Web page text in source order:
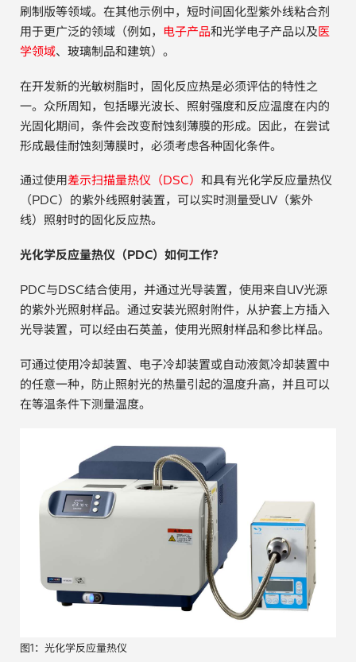
机械工程
金属表面处理 / 电镀 / 涂层分析
金属生产 / 铸造厂
采矿与勘探
石化产品与燃料
材料可靠性鉴定
贵金属 / 珠宝饰品
QA/QC (质量保证 / 质量控制)
合规性筛选 (RoHS/wee/ELV)
废金属回收
聚合物和塑料
制药
电池
纸上涂硅
刷制版等领域。在其他示例中，短时间固化型紫外线粘合剂
用于更广泛的领域（例如， 电子产品和光学电子产品以及医
学领域、玻璃制品和建筑）。
在开发新的光敏树脂时，固化反应热是必须评估的特性之
一。众所周知，包括曝光波长、照射强度和反应温度在内的
光固化期间，条件会改变耐蚀刻薄膜的形成。因此，在尝试
形成最佳耐蚀刻薄膜时，必须考虑各种固化条件。
通过使用差示扫描量热仪（DSC） 和具有光化学反应量热仪
（PDC）的紫外线照射装置，可以实时测量受UV（紫外
线）照射时的固化反应热。
光化学反应量热仪（PDC）如何工作？
PDC与DSC结合使用，并通过光导装置，使用来自UV光源
的紫外光照射样品。通过安装光照射附件，从护套上方插入
光导装置，可以经由石英盖，使用光照射样品和参比样品。
可通过使用冷却装置、电子冷却装置或自动液氮冷却装置中
的任意一种，防止照射光的热量引起的温度升高，并且可以
在等温条件下测量温度。
图1：光化学反应量热仪